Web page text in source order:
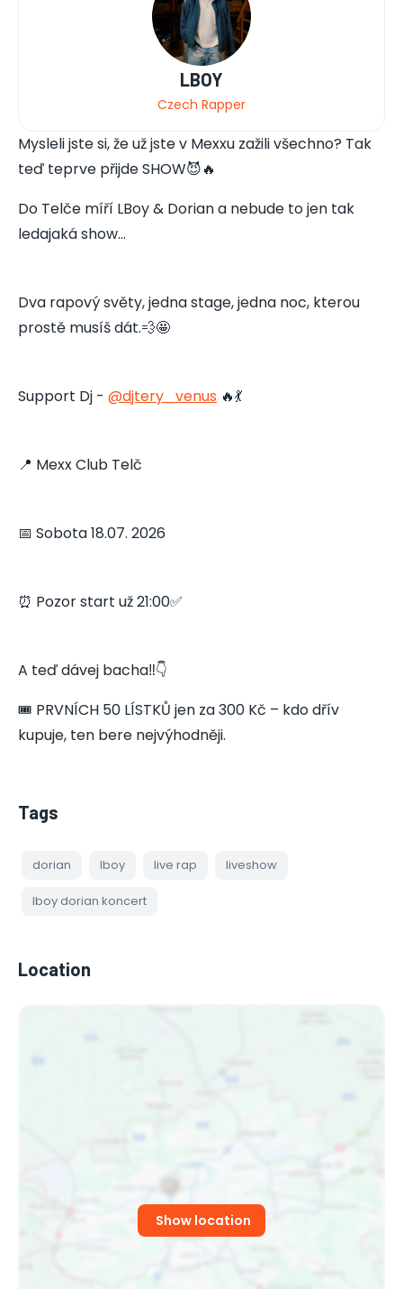
LBOY
Czech Rapper
Mysleli jste si, že už jste v Mexxu zažili všechno? Tak
teď teprve přijde SHOW😈🔥
Do Telče míří LBoy & Dorian a nebude to jen tak
ledajaká show…
Dva rapový světy, jedna stage, jedna noc, kterou
prostě musíš dát.💨🤩
Support Dj - @djtery_venus 🔥💃
📍 Mexx Club Telč
📅 Sobota 18.07. 2026
⏰ Pozor start už 21:00✅
A teď dávej bacha‼️👇
🎟 PRVNÍCH 50 LÍSTKŮ jen za 300 Kč – kdo dřív
kupuje, ten bere nejvýhodněji.
Tags
dorian lboy live rap liveshow
lboy dorian koncert
Location
Show location